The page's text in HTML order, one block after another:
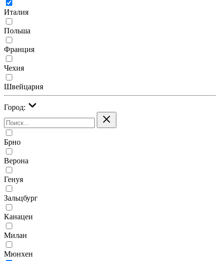
Италия
Польша
Франция
Чехия
Швейцария
Город:
Брно
Верона
Генуя
Зальцбург
Канацеи
Милан
Мюнхен